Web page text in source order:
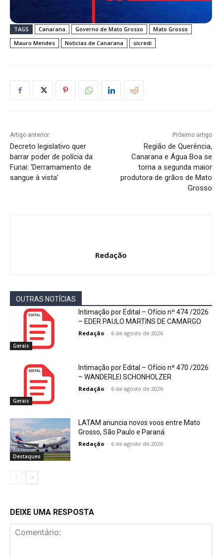
TAGS Canarana Governo de Mato Grosso
Mato Grosso
Mauro Mendes
Noticias de Canarana sicredi
Artigo anterior
Decreto legislativo quer
barrar poder de polícia da
Funai: ‘Derramamento de
sangue à vista’
Próximo artigo
Região de Querência,
Canarana e Água Boa se
torna a segunda maior
produtora de grãos de Mato
Grosso
Redação
OUTRAS NOTÍCIAS
Gerais
Intimação por Edital – Ofício nº 474 /2026
– EDER PAULO MARTINS DE CAMARGO
Redação - 6 de agosto de 2026
Gerais
Intimação por Edital – Ofício nº 470 /2026
– WANDERLEI SCHONHOLZER
Redação - 6 de agosto de 2026
Destaques
LATAM anuncia novos voos entre Mato
Grosso, São Paulo e Paraná
Redação - 6 de agosto de 2026
DEIXE UMA RESPOSTA